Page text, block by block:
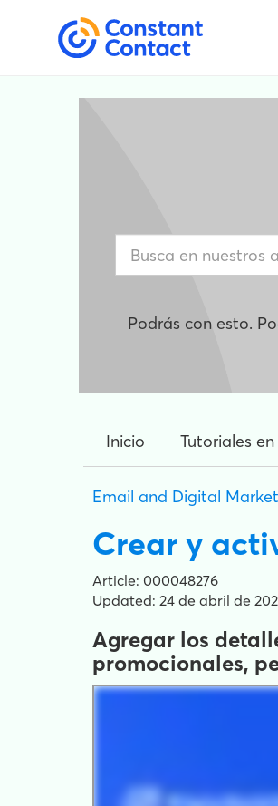
Podrás con esto.
Inicio Tutoriales
Email and Digital
Crear y
Article: 000048276
Updated: 24 de abril de
Agregar los
promocionales,